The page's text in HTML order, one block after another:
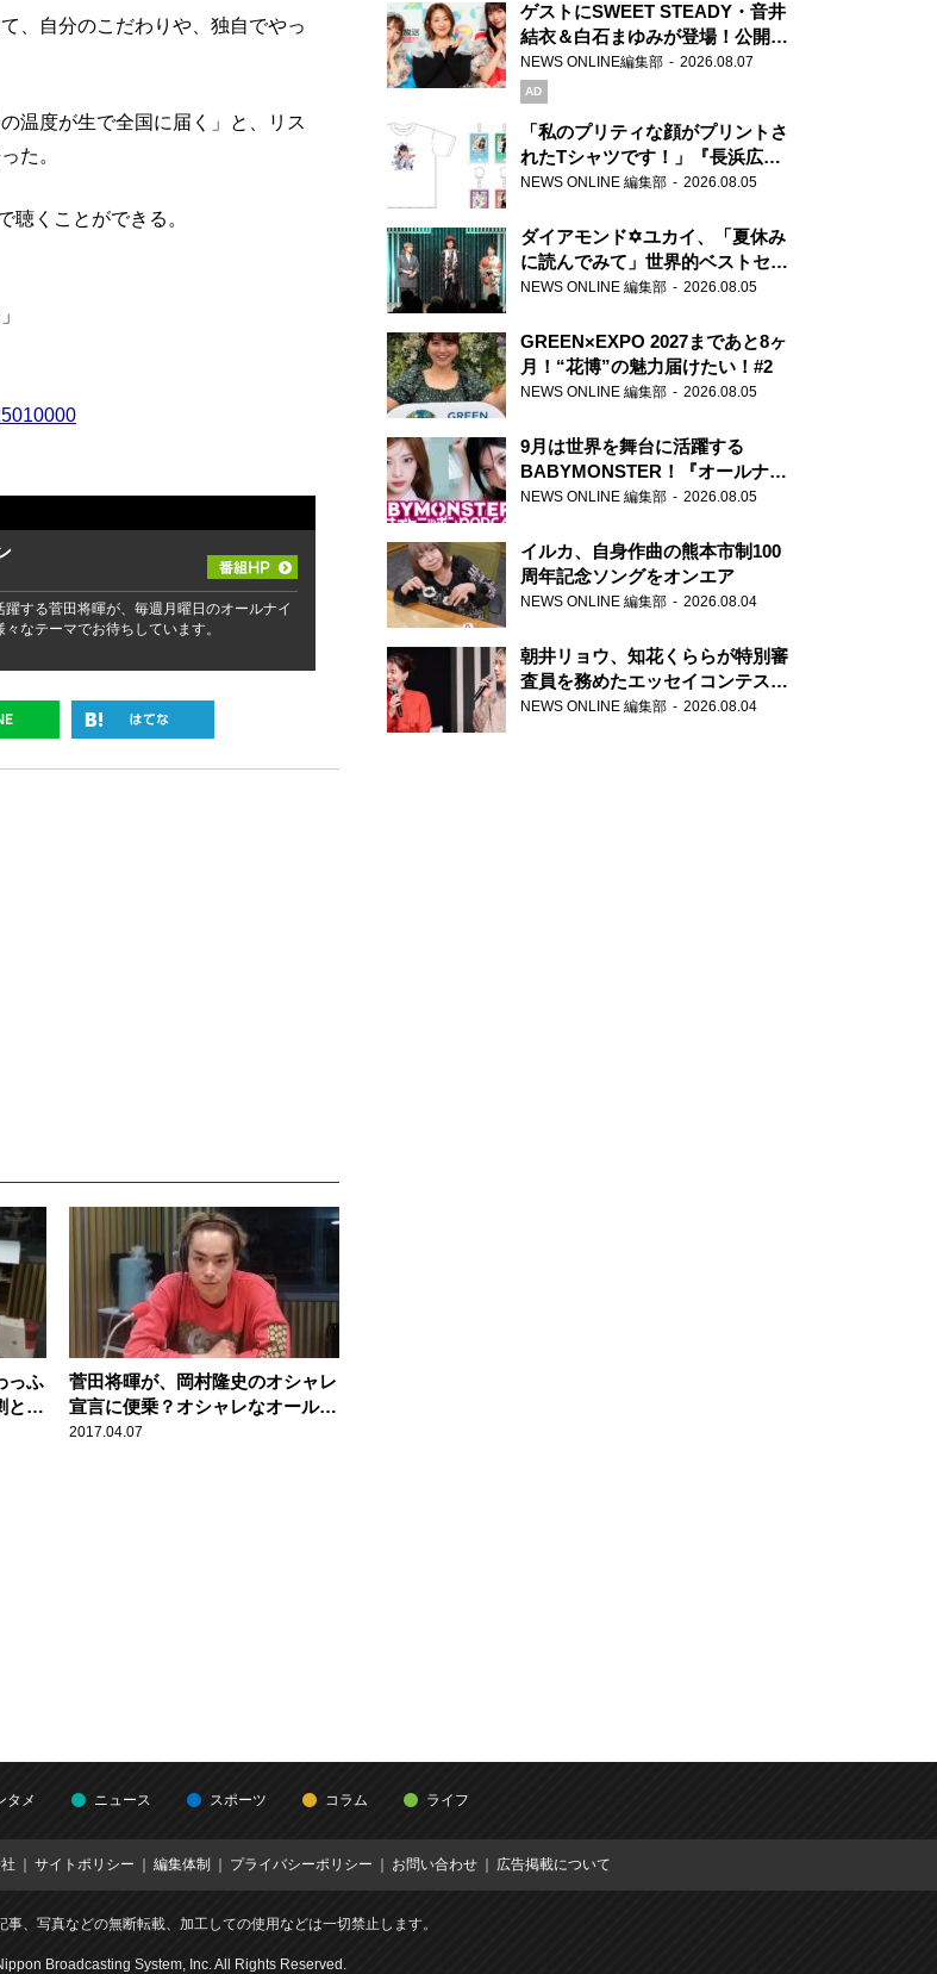
、自分のこだわりや、独自でやっ
温度が生で全国に届く」と、リス
た。
聴くことができる。
する菅田将暉が、毎週月曜日のオールナイ
なテーマでお待ちしています。
っふ
と
菅田将暉が、岡村隆史のオシャレ
宣言に便乗？オシャレなオールナ
イトニッポンがスタート！
2017.04.07
ゲストにSWEET STEADY・音井
結衣＆白石まゆみが登場！公開収
録で素顔全開！
NEWS ONLINE編集部 2026.08.07
AD
「私のプリティな顔がプリントさ
れたTシャツです！」『長浜広奈
天下無双』初の番組グッズ発売
NEWS ONLINE 編集部 2026.08.05
ダイアモンド✡ユカイ、「夏休み
に読んでみて」世界的ベストセラ
ー『アナスタシア』を紹介
NEWS ONLINE 編集部 2026.08.05
GREEN×EXPO 2027まであと8ヶ
月！“花博”の魅力届けたい！#2
NEWS ONLINE 編集部 2026.08.05
9月は世界を舞台に活躍する
BABYMONSTER！『オールナイ
トニッポンPODCAST』月替わり
NEWS ONLINE 編集部 2026.08.05
イルカ、自身作曲の熊本市制100
周年記念ソングをオンエア
NEWS ONLINE 編集部 2026.08.04
朝井リョウ、知花くららが特別審
査員を務めたエッセイコンテスト
の特別番組「#いまあなたに伝え
NEWS ONLINE 編集部 2026.08.04
タメ ニュース スポーツ コラム ライフ
サイトポリシー 編集体制 プライバシーポリシー お問い合わせ 広告掲載について
事、写真などの無断転載、加工しての使用などは一切禁止します。
Broadcasting System, Inc. All Rights Reserved.